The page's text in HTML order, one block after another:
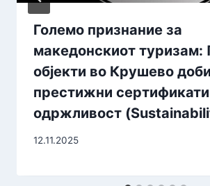
Големо признание за
македонскиот туризам:
објекти во Крушево
престижни
одржливост
12.11.2025